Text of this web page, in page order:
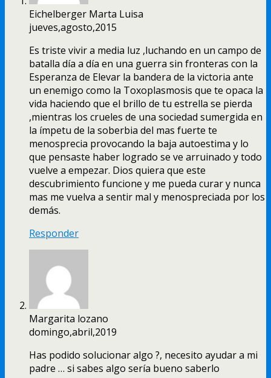
Eichelberger Marta Luisa
jueves,agosto,2015
Es triste vivir a media luz ,luchando en un campo de
batalla día a día en una guerra sin fronteras con la
Esperanza de Elevar la bandera de la victoria ante
un enemigo como la Toxoplasmosis que te opaca la
vida haciendo que el brillo de tu estrella se pierda
,mientras los crueles de una sociedad sumergida en
la ímpetu de la soberbia del mas fuerte te
menosprecia provocando la baja autoestima y lo
que pensaste haber logrado se ve arruinado y todo
vuelve a empezar. Dios quiera que este
descubrimiento funcione y me pueda curar y nunca
mas me vuelva a sentir mal y menospreciada por los
demás.
Responder
Margarita lozano
domingo,abril,2019
Has podido solucionar algo ?, necesito ayudar a mi
padre … si sabes algo sería bueno saberlo